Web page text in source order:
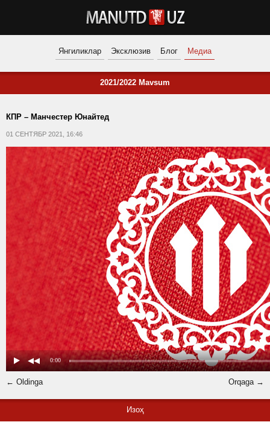
Янгиликлар Эксклюзив Блог Медиа
2021/2022 Mavsum
КПР – Манчестер Юнайтед
01 СЕНТЯБР 2021, 16:46
← Oldinga Orqaga →
Изоҳ